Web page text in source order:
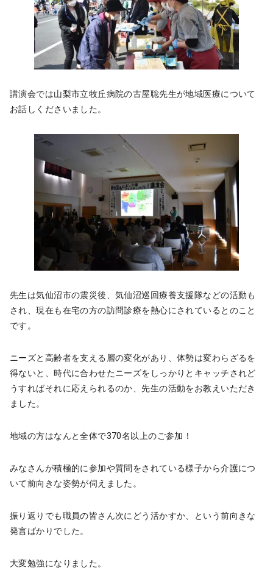
講演会では山梨市立牧丘病院の古屋聡先生が地域医療について
お話しくださいました。
先生は気仙沼市の震災後、気仙沼巡回療養支援隊などの活動も
され、現在も在宅の方の訪問診療を熱心にされているとのこと
です。
ニーズと高齢者を支える層の変化があり、体勢は変わらざるを
得ないと、時代に合わせたニーズをしっかりとキャッチされど
うすればそれに応えられるのか、先生の活動をお教えいただき
ました。
地域の方はなんと全体で370名以上のご参加！
みなさんが積極的に参加や質問をされている様子から介護につ
いて前向きな姿勢が伺えました。
振り返りでも職員の皆さん次にどう活かすか、という前向きな
発言ばかりでした。
大変勉強になりました。